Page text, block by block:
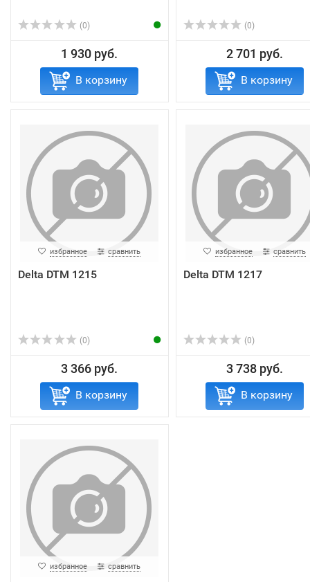
(0)
1 930 руб.
В корзину
(0)
2 701 руб.
В корзину
избранное сравнить
Delta DTM 1215
(0)
3 366 руб.
В корзину
избранное сравнить
Delta DTM 1217
(0)
3 738 руб.
В корзину
избранное сравнить